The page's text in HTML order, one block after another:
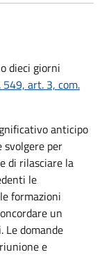
dieci giorni
art. 3, com.
anticipo
svolgere per
di rilasciare la
le
formazioni
un
Le domande
e